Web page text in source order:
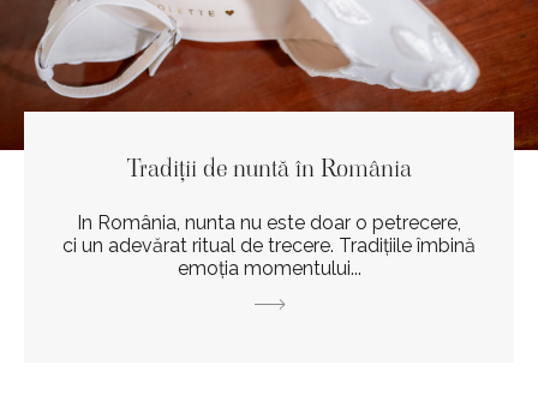
Tradiții de nuntă în România
In România, nunta nu este doar o petrecere,
ci un adevărat ritual de trecere. Tradițiile îmbină
emoția momentului...